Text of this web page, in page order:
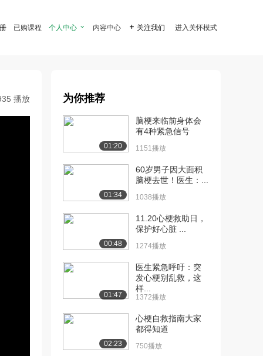
已购课程 个人中心  内容中心  关注我们 进入关怀模式
播放 为你推荐
01:20
脑梗来临前身体会
有4种紧急信号
1151播放
01:34
60岁男子因大面积
脑梗去世！医生：...
1038播放
00:48
11.20心梗救助日，
保护好心脏 ...
1274播放
01:47
医生紧急呼吁：突
发心梗别乱救，这
样...
1372播放
02:23
心梗自救指南大家
都得知道
750播放